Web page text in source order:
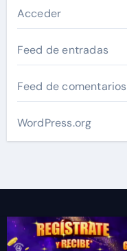
Acceder
Feed de entradas
Feed de comentarios
WordPress.org